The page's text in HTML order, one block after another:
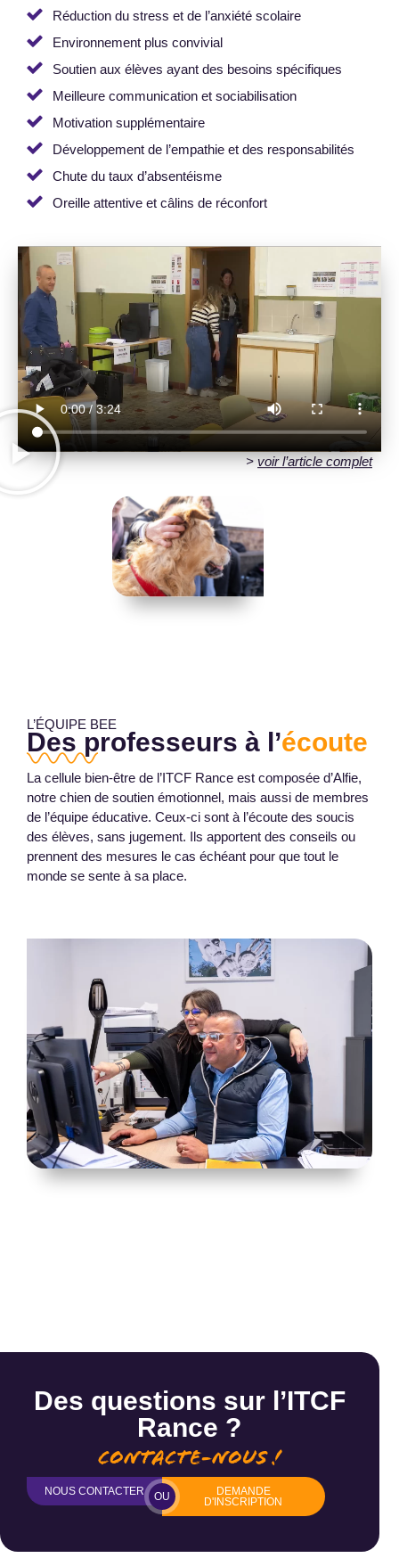
Réduction du stress et de l’anxiété scolaire
Environnement plus convivial
Soutien aux élèves ayant des besoins spécifiques
Meilleure communication et sociabilisation
Motivation supplémentaire
Développement de l’empathie et des responsabilités
Chute du taux d’absentéisme
Oreille attentive et câlins de réconfort
Reportage de Telesambre
>voir l’article complet
L’ÉQUIPE BEE
Des professeurs à l’écoute
La cellule bien-être de l’ITCF Rance est composée d’Alfie,
notre chien de soutien émotionnel, mais aussi de membres
de l’équipe éducative. Ceux-ci sont à l’écoute des soucis
des élèves, sans jugement. Ils apportent des conseils ou
prennent des mesures le cas échéant pour que tout le
monde se sente à sa place.
Des questions sur l’ITCF
Rance ?
Contacte-nous !
NOUS CONTACTER OU
DEMANDE
D'INSCRIPTION